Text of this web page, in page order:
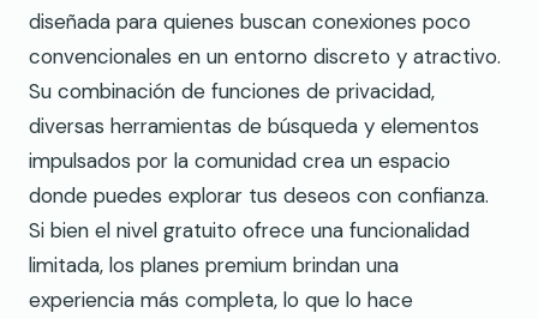
diseñada para quienes buscan conexiones poco
convencionales en un entorno discreto y atractivo.
Su combinación de funciones de privacidad,
diversas herramientas de búsqueda y elementos
impulsados por la comunidad crea un espacio
donde puedes explorar tus deseos con confianza.
Si bien el nivel gratuito ofrece una funcionalidad
limitada, los planes premium brindan una
experiencia más completa, lo que lo hace